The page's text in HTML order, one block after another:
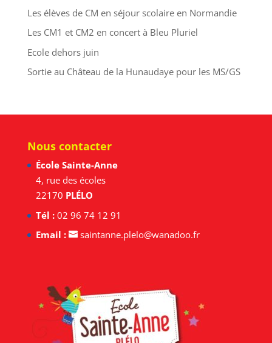
Les élèves de CM en séjour scolaire en Normandie
Les CM1 et CM2 en concert à Bleu Pluriel
Ecole dehors juin
Sortie au Château de la Hunaudaye pour les MS/GS
Nous contacter
École Sainte-Anne
4, rue des écoles
22170 PLÉLO
Tél :02 96 74 12 91
Email :
saintanne.plelo@wanadoo.fr